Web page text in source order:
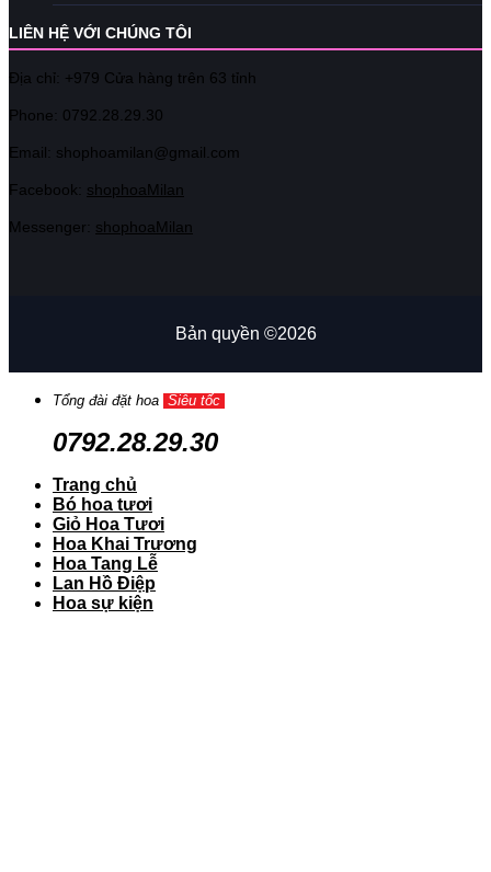
LIÊN HỆ VỚI CHÚNG TÔI
Địa chỉ: +979 Cửa hàng trên 63 tỉnh
Phone: 0792.28.29.30
Email: shophoamilan@gmail.com
Facebook: shophoaMilan
Messenger: shophoaMilan
Bản quyền ©2026
Tổng đài đặt hoa Siêu tốc
0792.28.29.30
Trang chủ
Bó hoa tươi
Giỏ Hoa Tươi
Hoa Khai Trương
Hoa Tang Lễ
Lan Hồ Điệp
Hoa sự kiện